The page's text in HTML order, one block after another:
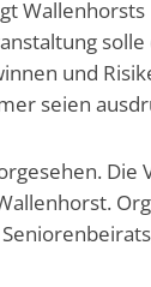
Wallenhorsts
und
seien
Die